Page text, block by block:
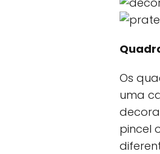
Os
uma
pincel